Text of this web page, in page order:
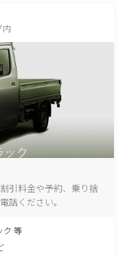
内
引料金や予約、乗り捨
話ください。
ク 等